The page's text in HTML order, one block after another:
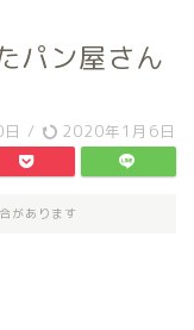
パン屋さん
/ 2020年1月6日
があります